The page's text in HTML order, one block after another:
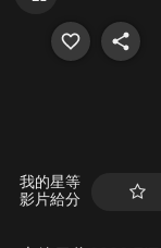
我的星等
影片給分